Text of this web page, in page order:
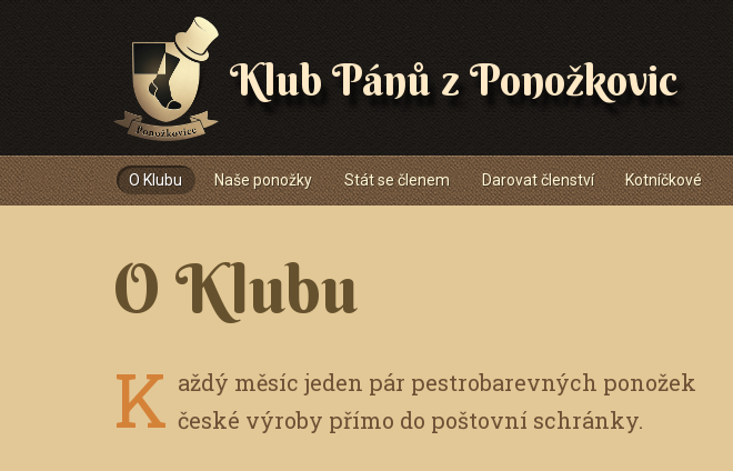
Klub Pánů z Ponožkovic
Navigace
O Klubu Naše ponožky Stát se členem Darovat členství Kotníčkové
O Klubu
K aždý měsíc jeden pár pestrobarevných ponožek
české výroby přímo do poštovní schránky.